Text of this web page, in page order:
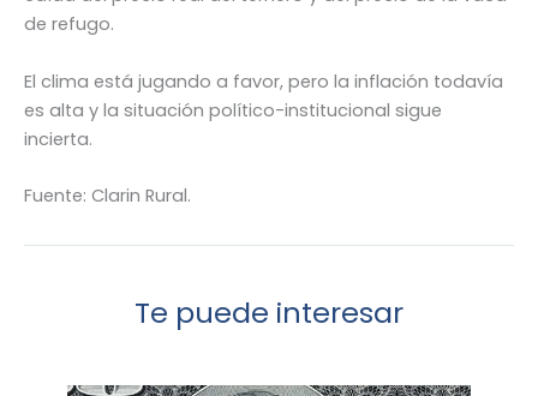
de refugo.
El clima está jugando a favor, pero la inflación todavía
es alta y la situación político-institucional sigue
incierta.
Fuente: Clarin Rural.
Te puede interesar